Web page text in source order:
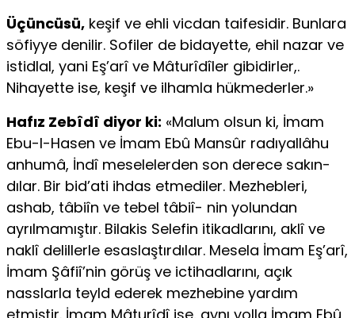
Üçüncüsü, keşif ve ehli vicdan taifesidir. Bunlara
söfiyye denilir. So­filer de bidayette, ehil nazar ve
istidlal, yani Eş’arî ve Mâturîdîler gibi­dirler,.
Nihayette ise, keşif ve ilhamla hükmederler.»
Hafız Zebîdî diyor ki: «Malum olsun ki, İmam
Ebu-l-Hasen ve İmam Ebû Mansûr radıyallâhu
anhumâ, İndî meselelerden son derece sakın­
dılar. Bir bid’ati ihdas etmediler. Mezhebleri,
ashab, tâbiîn ve tebel tâbiî- nin yolundan
ayrılmamıştır. Bilakis Selefin itikadlarını, aklî ve
naklî delil­lerle esaslaştırdılar. Mesela İmam Eş’arî,
İmam Şâfiî’nin görüş ve ictihadlarını, açık
nasslarla teyld ederek mezhebine yardım